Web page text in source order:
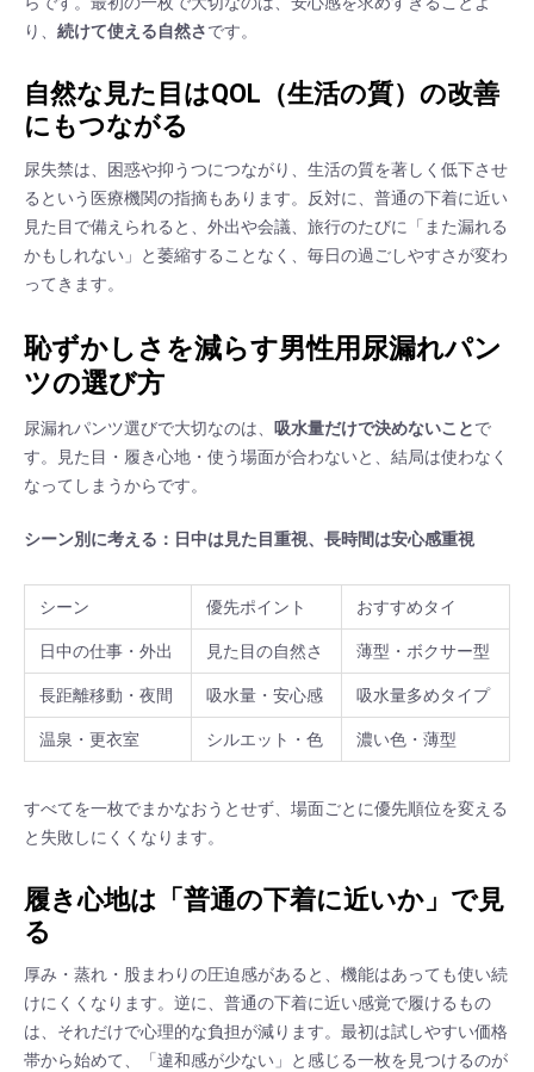
り、 続けて使える自然さです。
自然な見た目はQOL（生活の質）の改善
にもつながる
尿失禁は、困惑や抑うつにつながり、生活の質を著しく低下させ
るという医療機関の指摘もあります。反対に、普通の下着に近い
見た目で備えられると、外出や会議、旅行のたびに「また漏れる
かもしれない」と萎縮することなく、毎日の過ごしやすさが変わ
ってきます。
恥ずかしさを減らす男性用尿漏れパン
ツの選び方
尿漏れパンツ選びで大切なのは、 吸水量だけで決めないことで
す。見た目・履き心地・使う場面が合わないと、結局は使わなく
なってしまうからです。
シーン別に考える：日中は見た目重視、長時間は安心感重視
シーン 優先ポイント おすすめタイ
日中の仕事・外出 見た目の自然さ 薄型・ボクサー型
長距離移動・夜間 吸水量・安心感 吸水量多めタイプ
温泉・更衣室 シルエット・色 濃い色・薄型
すべてを一枚でまかなおうとせず、場面ごとに優先順位を変える
と失敗しにくくなります。
履き心地は「普通の下着に近いか」で見
る
厚み・蒸れ・股まわりの圧迫感があると、機能はあっても使い続
けにくくなります。逆に、普通の下着に近い感覚で履けるもの
は、それだけで心理的な負担が減ります。最初は試しやすい価格
帯から始めて、「違和感が少ない」と感じる一枚を見つけるのが